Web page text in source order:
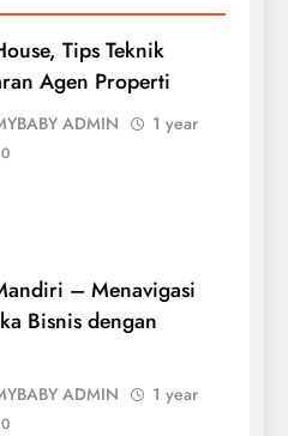
Tips Teknik
Agen Properti
ADMIN
1 year
0
– Menavigasi
Bisnis dengan
ADMIN
1 year
0